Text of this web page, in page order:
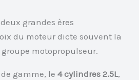
grandes ères
du moteur dicte souvent la
motopropulseur.
de gamme, le4 cylindres 2.5L,